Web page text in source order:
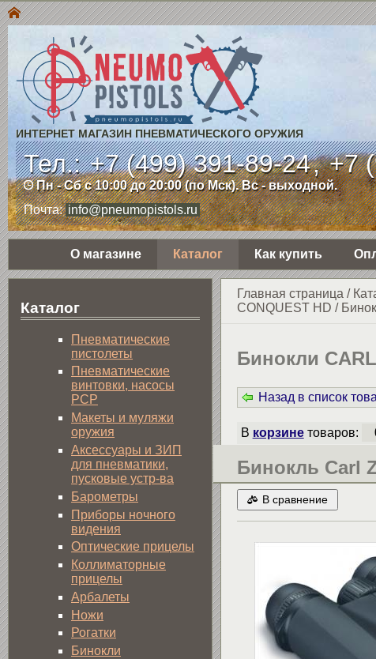
ИНТЕРНЕТ МАГАЗИН ПНЕВМАТИЧЕСКОГО ОРУЖИЯ
Тел.:+7 (499) 391-89-24,+7
Пн - Сб с 10:00 до 20:00 (по Мск). Вс - выходной.
Почта: info@pneumopistols.ru
О магазине Каталог Как купить
Главная страница /
CONQUEST HD /
Бинокли
Назад в список
В корзинетоваров:
Бинокль Carl
В сравнение
Каталог
Пнев­ма­ти­чес­кие
пистолеты
Пневматические
винтовки, насосы
PCP
Макеты и муляжи
оружия
Аксессуары и ЗИП
для пневматики,
пусковые устр-ва
Барометры
Приборы ночного
видения
Оптические прицелы
Коллиматорные
прицелы
Арбалеты
Ножи
Рогатки
Бинокли